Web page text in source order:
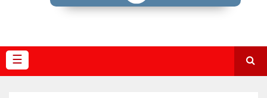
☰
विचार